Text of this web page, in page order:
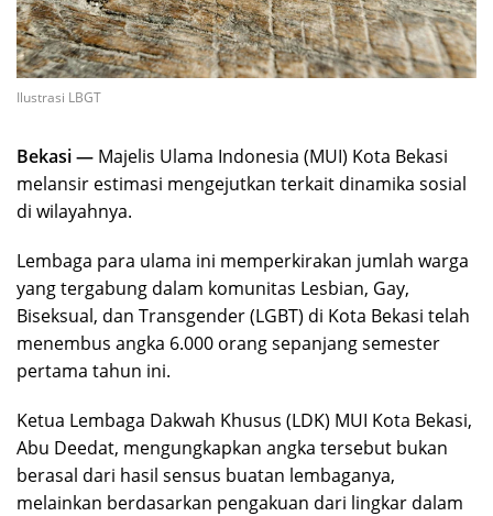
Ilustrasi LBGT
Bekasi — Majelis Ulama Indonesia (MUI) Kota Bekasi
melansir estimasi mengejutkan terkait dinamika sosial
di wilayahnya.
Lembaga para ulama ini memperkirakan jumlah warga
yang tergabung dalam komunitas Lesbian, Gay,
Biseksual, dan Transgender (LGBT) di Kota Bekasi telah
menembus angka 6.000 orang sepanjang semester
pertama tahun ini.
Ketua Lembaga Dakwah Khusus (LDK) MUI Kota Bekasi,
Abu Deedat, mengungkapkan angka tersebut bukan
berasal dari hasil sensus buatan lembaganya,
melainkan berdasarkan pengakuan dari lingkar dalam